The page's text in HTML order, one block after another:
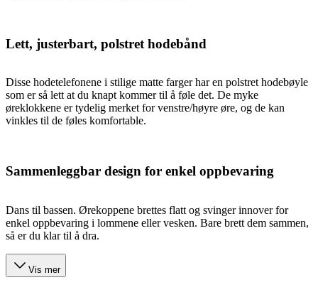
Lett, justerbart, polstret hodebånd
Disse hodetelefonene i stilige matte farger har en polstret hodebøyle
som er så lett at du knapt kommer til å føle det. De myke
øreklokkene er tydelig merket for venstre/høyre øre, og de kan
vinkles til de føles komfortable.
Sammenleggbar design for enkel oppbevaring
Dans til bassen. Ørekoppene brettes flatt og svinger innover for
enkel oppbevaring i lommene eller vesken. Bare brett dem sammen,
så er du klar til å dra.
Vis mer